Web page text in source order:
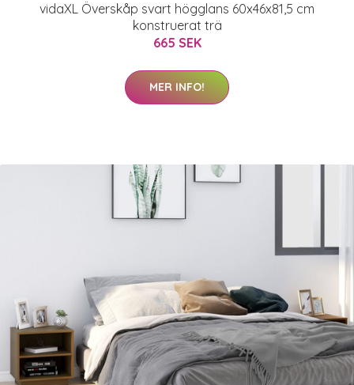
vidaXL Överskåp svart högglans 60x46x81,5 cm
konstruerat trä
665 SEK
MER INFO!